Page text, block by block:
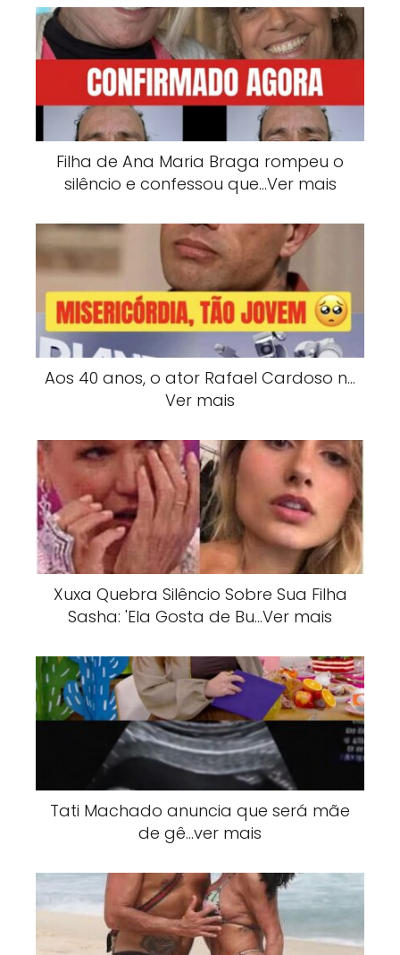
Filha de Ana Maria Braga rompeu o
silêncio e confessou que…Ver mais
Aos 40 anos, o ator Rafael Cardoso n…
Ver mais
Xuxa Quebra Silêncio Sobre Sua Filha
Sasha: 'Ela Gosta de Bu…Ver mais
Tati Machado anuncia que será mãe
de gê…ver mais